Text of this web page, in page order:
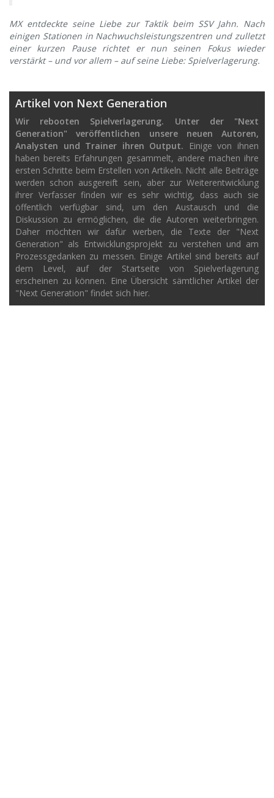
MX entdeckte seine Liebe zur Taktik beim SSV Jahn. Nach
einigen Stationen in Nachwuchsleistungszentren und zulletzt
einer kurzen Pause richtet er nun seinen Fokus wieder
verstärkt – und vor allem – auf seine Liebe: Spielverlagerung.
Artikel von Next Generation
Wir rebooten Spielverlagerung. Unter der "Next
Generation" veröffentlichen unsere neuen Autoren,
Analysten und Trainer ihren Output. Einige von ihnen
haben bereits Erfahrungen gesammelt, andere machen ihre
ersten Schritte beim Erstellen von Artikeln. Nicht alle Beiträge
werden schon ausgereift sein, aber zur Weiterentwicklung
ihrer Verfasser finden wir es sehr wichtig, dass auch sie
öffentlich verfügbar sind, um den Austausch und die
Diskussion zu ermöglichen, die die Autoren weiterbringen.
Daher möchten wir dafür werben, die Texte der "Next
Generation" als Entwicklungsprojekt zu verstehen und am
Prozessgedanken zu messen. Einige Artikel sind bereits auf
dem Level, auf der Startseite von Spielverlagerung
erscheinen zu können. Eine Übersicht sämtlicher Artikel der
"Next Generation" findet sich hier.